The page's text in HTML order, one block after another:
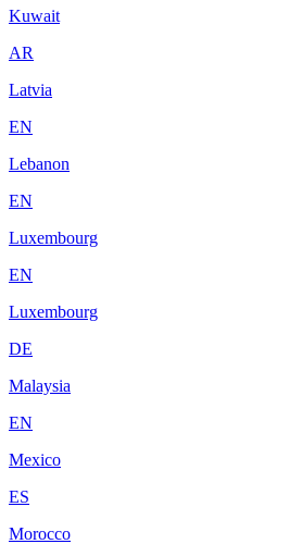
Kuwait
AR
Latvia
EN
Lebanon
EN
Luxembourg
EN
Luxembourg
DE
Malaysia
EN
Mexico
ES
Morocco